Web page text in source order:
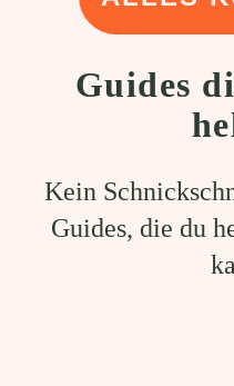
Guides
Kein
Guides, die du